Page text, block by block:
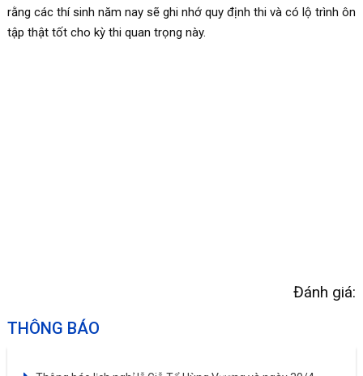
rằng các thí sinh năm nay sẽ ghi nhớ quy định thi và có lộ trình ôn
tập thật tốt cho kỳ thi quan trọng này.
Đánh giá:
THÔNG BÁO